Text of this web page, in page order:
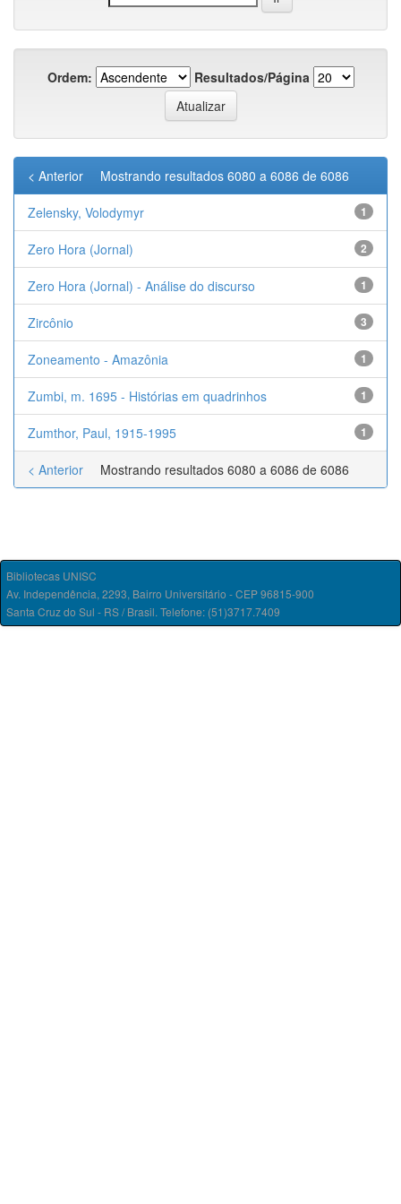
Ordem: Resultados/Página
Mostrando resultados 6080 a 6086 de 6086
< Anterior
Zelensky, Volodymyr 1
Zero Hora (Jornal) 2
Zero Hora (Jornal) - Análise do discurso 1
Zircônio 3
Zoneamento - Amazônia 1
Zumbi, m. 1695 - Histórias em quadrinhos 1
Zumthor, Paul, 1915-1995 1
Mostrando resultados 6080 a 6086 de 6086
< Anterior
Bibliotecas UNISC
Av. Independência, 2293, Bairro Universitário - CEP 96815-900
Santa Cruz do Sul - RS / Brasil. Telefone: (51)3717.7409